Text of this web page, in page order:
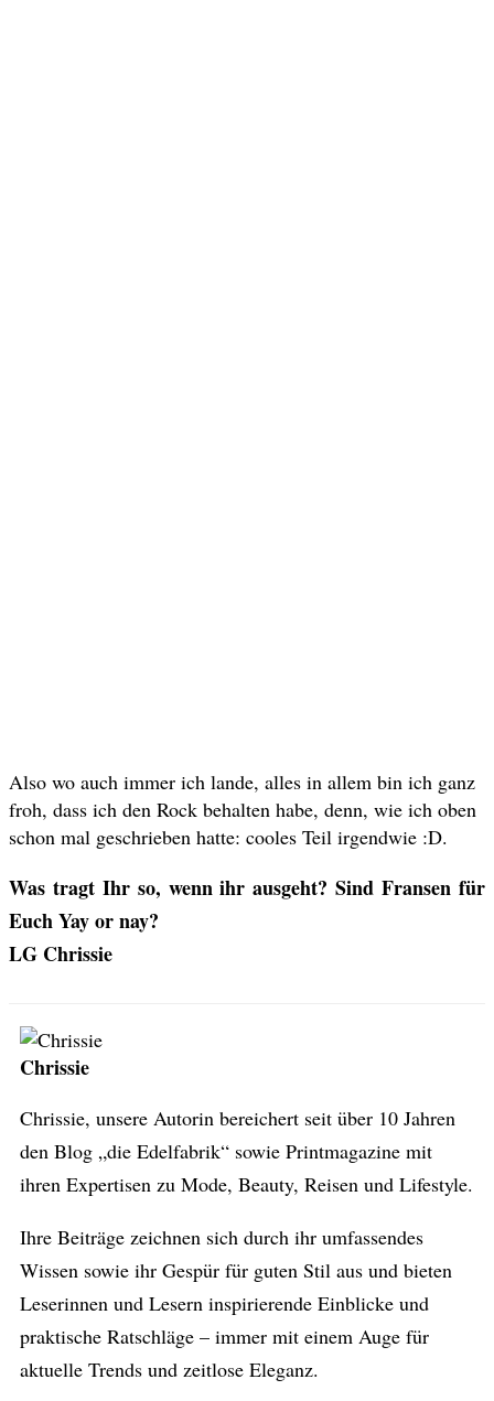
Also wo auch immer ich lande, alles in allem bin ich ganz
froh, dass ich den Rock behalten habe, denn, wie ich oben
schon mal geschrieben hatte: cooles Teil irgendwie :D.
Was tragt Ihr so, wenn ihr ausgeht? Sind Fransen für
Euch Yay or nay?
LG Chrissie
Chrissie
Chrissie, unsere Autorin bereichert seit über 10 Jahren
den Blog „die Edelfabrik“ sowie Printmagazine mit
ihren Expertisen zu Mode, Beauty, Reisen und Lifestyle.
Ihre Beiträge zeichnen sich durch ihr umfassendes
Wissen sowie ihr Gespür für guten Stil aus und bieten
Leserinnen und Lesern inspirierende Einblicke und
praktische Ratschläge – immer mit einem Auge für
aktuelle Trends und zeitlose Eleganz.